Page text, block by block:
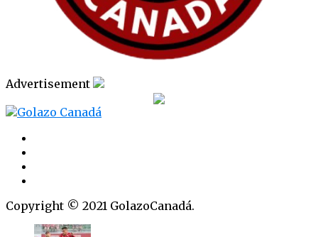
Advertisement
Copyright © 2021 GolazoCanadá.